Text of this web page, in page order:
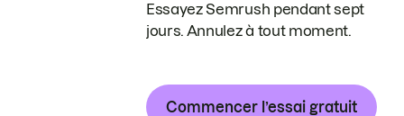
Essayez Semrush pendant sept
jours. Annulez à tout moment.
Commencer l’essai gratuit